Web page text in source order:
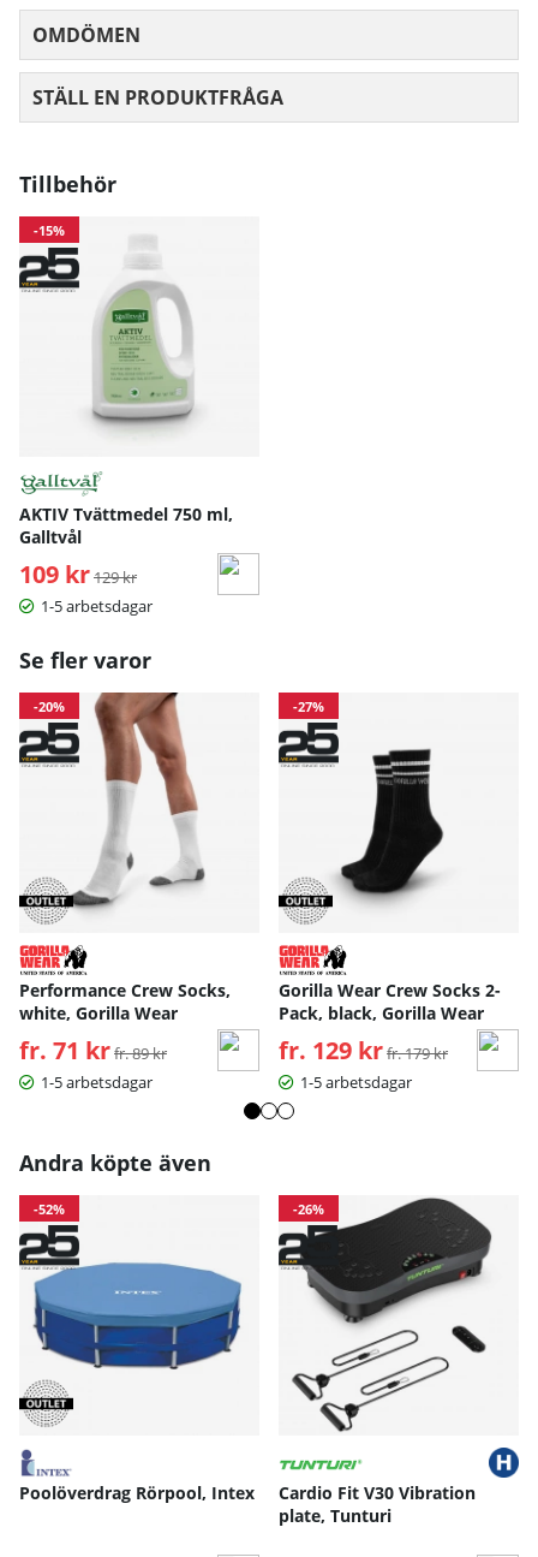
OMDÖMEN
STÄLL EN PRODUKTFRÅGA
Tillbehör
-15%
AKTIV Tvättmedel 750 ml,
Galltvål
109 kr Ordinarie pris:
129 kr
1-5 arbetsdagar
Se fler varor
-20%
Performance Crew Socks,
white, Gorilla Wear
fr. 71 kr Ordinarie pris:
fr. 89 kr
1-5 arbetsdagar
-27%
Gorilla Wear Crew Socks 2-
Pack, black, Gorilla Wear
fr. 129 kr Ordinarie pris:
fr. 179 kr
1-5 arbetsdagar
Andra köpte även
-52%
Poolöverdrag Rörpool, Intex
-26%
Cardio Fit V30 Vibration
plate, Tunturi